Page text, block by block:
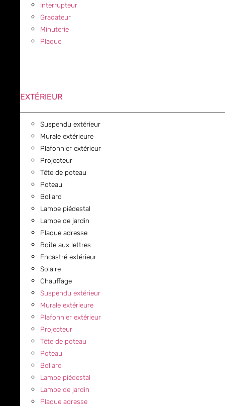
Interrupteur
Gradateur
Minuterie
Plaque
EXTÉRIEUR
Suspendu extérieur
Murale extérieure
Plafonnier extérieur
Projecteur
Tête de poteau
Poteau
Bollard
Lampe piédestal
Lampe de jardin
Plaque adresse
Boîte aux lettres
Encastré extérieur
Solaire
Chauffage
Suspendu extérieur
Murale extérieure
Plafonnier extérieur
Projecteur
Tête de poteau
Poteau
Bollard
Lampe piédestal
Lampe de jardin
Plaque adresse